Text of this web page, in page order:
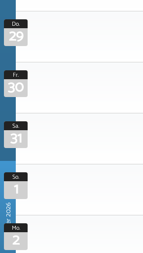
Do.
29
Fr.
30
Sa.
31
November 2026
So.
1
Mo.
2